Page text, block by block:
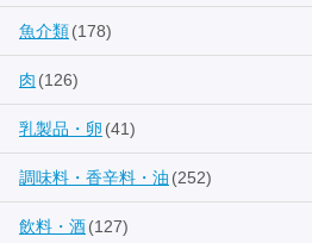
魚介類(178)
肉 (126)
乳製品・卵 (41)
調味料・香辛料・油 (252)
飲料・酒(127)